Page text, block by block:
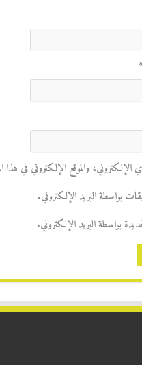
*
والموقع الإلكتروني في هذا
بواسطة البريد الإلكتروني.
بواسطة البريد الإلكتروني.